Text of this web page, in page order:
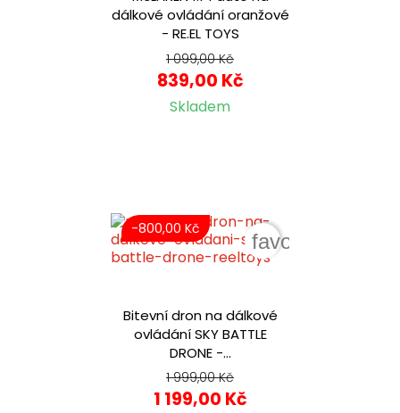
dálkové ovládání oranžové
- RE.EL TOYS
1 099,00 Kč
839,00 Kč
Skladem
Bitevní dron na dálkové
ovládání SKY BATTLE
DRONE -...
1 999,00 Kč
1 199,00 Kč
-800,00 Kč
favorite_border